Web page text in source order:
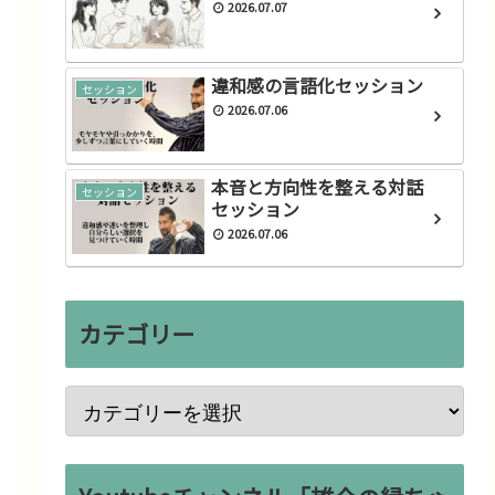
2026.07.07
セッション 違和感の言語化セッション
2026.07.06
セッション
本音と方向性を整える対話
セッション
2026.07.06
カテゴリー